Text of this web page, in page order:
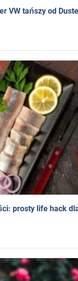
VW tańszy od
prosty life hack